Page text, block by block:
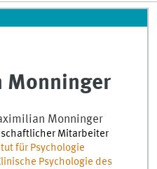
Monninger
Monninger
Mitarbeiter
für Psychologie
Psychologie des